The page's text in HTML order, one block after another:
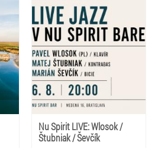
Nu Spirit LIVE: Wlosok /
Štubniak / Ševčík